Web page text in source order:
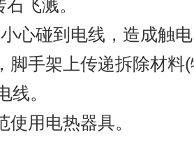
飞溅。
心碰到电线，造成触电
脚手架上传递拆除材料
线。
使用电热器具。